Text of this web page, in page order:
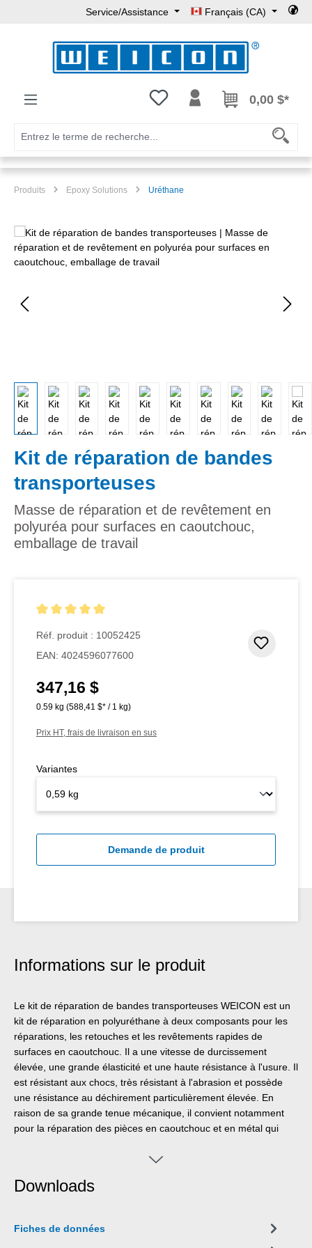
Passer au contenu principal
Service/Assistance Français (CA)
Vous avez 0 articles dans votre
0,00 $*
Produits Epoxy Solutions Uréthane
Ignorer la galerie d'images
Kit de réparation de bandes
transporteuses
Masse de réparation et de revêtement en
polyuréa pour surfaces en caoutchouc,
emballage de travail
Réf. produit : 10052425
EAN: 4024596077600
Prix régulier :
347,16 $
0.59 kg (588,41 $* / 1 kg)
Prix HT, frais de livraison en sus
Variantes
Demande de produit
Informations sur le produit
Le kit de réparation de bandes transporteuses WEICON est un
kit de réparation en polyuréthane à deux composants pour les
réparations, les retouches et les revêtements rapides de
surfaces en caoutchouc. Il a une vitesse de durcissement
élevée, une grande élasticité et une haute résistance à l'usure. Il
est résistant aux chocs, très résistant à l'abrasion et possède
une résistance au déchirement particulièrement élevée. En
raison de sa grande tenue mécanique, il convient notamment
pour la réparation des pièces en caoutchouc et en métal qui
des oscillations. Le kit de réparation de bandes transporteuses
système convient à de nombreuses applications, telles que la
contre l'usure et la réparation rapide des surfaces usées en
Downloads
Fiches de données